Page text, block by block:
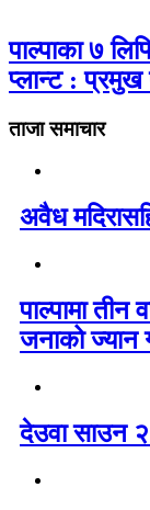
पाल्पाका ७
प्लान्ट :
ताजा समाचार
अवैध
पाल्पामा तीन
जनाको
देउवा साउन